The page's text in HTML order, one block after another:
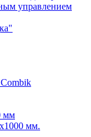
управлением
мм
мм.